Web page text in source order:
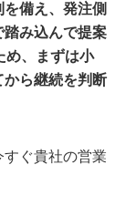
備え、発注側
み込んで提案
め、まずは小
から継続を判断
すぐ貴社の営業